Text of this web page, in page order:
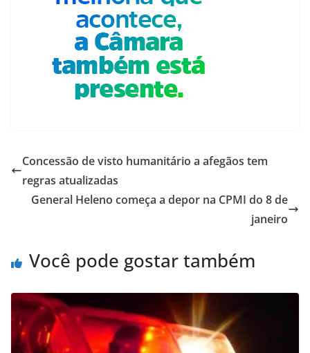
Concessão de visto humanitário a afegãos tem
regras atualizadas
General Heleno começa a depor na CPMI do 8 de
janeiro
Você pode gostar também